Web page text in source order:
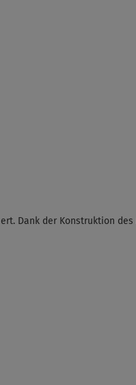
Dank der Konstruktion